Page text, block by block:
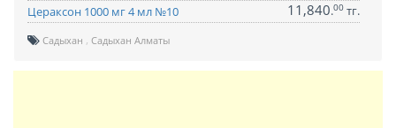
Цераксон 1000 мг 4 мл №10
11,840.00 тг.
Садыхан Садыхан Алматы